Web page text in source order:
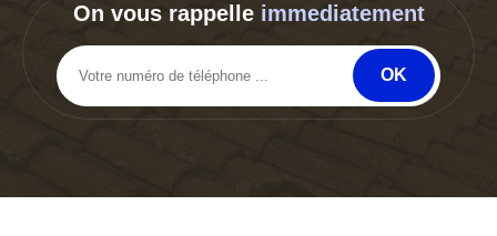
On vous rappelle immediatement